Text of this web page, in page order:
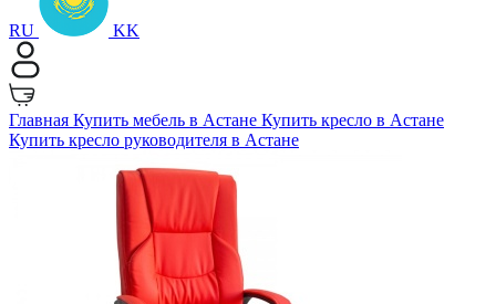
RU KK
Главная Купить мебель в Астане Купить кресло в Астане
Купить кресло руководителя в Астане